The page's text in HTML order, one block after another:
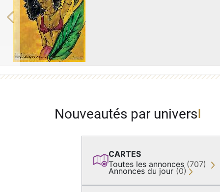
Previous
Nouveautés par univers
CARTES
Toutes les annonces (707)
Annonces du jour (0)